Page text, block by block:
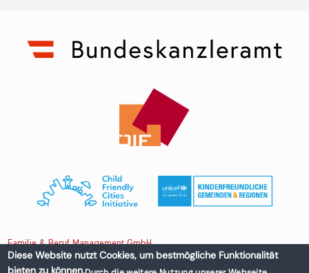
Familie & Beruf Management GmbH
Diese Website nutzt Cookies, um bestmögliche Funktionalität
bieten zu können.